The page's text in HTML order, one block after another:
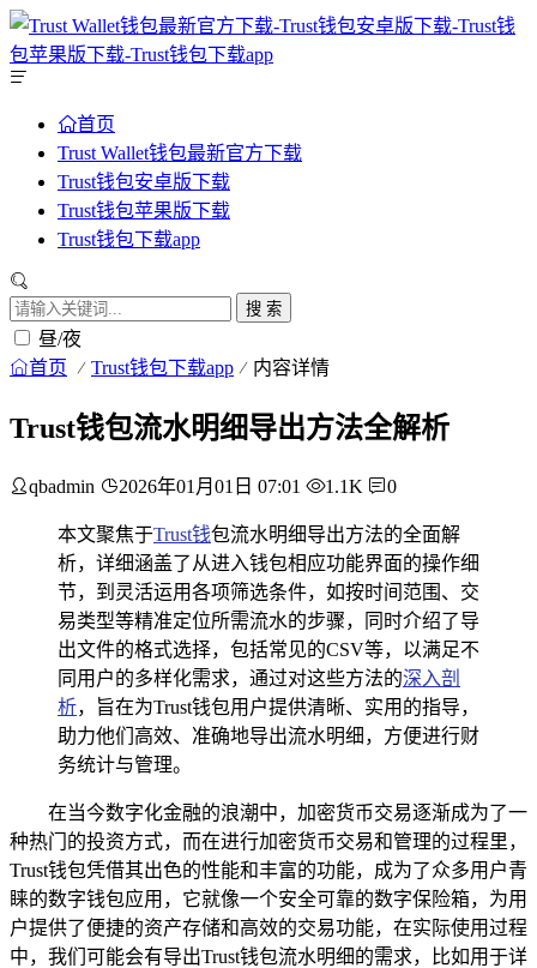
首页
Trust Wallet钱包最新官方下载
Trust钱包安卓版下载
Trust钱包苹果版下载
Trust钱包下载app
搜 索
昼/夜
首页 Trust钱包下载app 内容详情
Trust钱包流水明细导出方法全解析
qbadmin 2026年01月01日 07:01 1.1K 0
本文聚焦于Trust钱包流水明细导出方法的全面解
析，详细涵盖了从进入钱包相应功能界面的操作细
节，到灵活运用各项筛选条件，如按时间范围、交
易类型等精准定位所需流水的步骤，同时介绍了导
出文件的格式选择，包括常见的CSV等，以满足不
同用户的多样化需求，通过对这些方法的深入剖
析，旨在为Trust钱包用户提供清晰、实用的指导，
助力他们高效、准确地导出流水明细，方便进行财
务统计与管理。
在当今数字化金融的浪潮中，加密货币交易逐渐成为了一
种热门的投资方式，而在进行加密货币交易和管理的过程里，
Trust钱包凭借其出色的性能和丰富的功能，成为了众多用户青
睐的数字钱包应用，它就像一个安全可靠的数字保险箱，为用
户提供了便捷的资产存储和高效的交易功能，在实际使用过程
中，我们可能会有导出Trust钱包流水明细的需求，比如用于详